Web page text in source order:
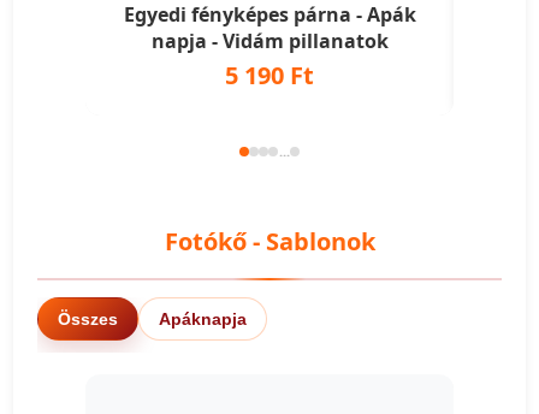
Egyedi fényképes párna - Apák
napja - Vidám pillanatok
5 190 Ft
...
Fotókő - Sablonok
Összes Apáknapja